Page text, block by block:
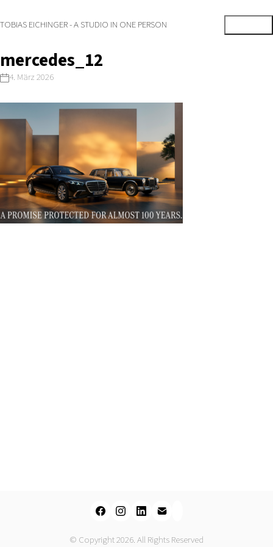
TOBIAS EICHINGER - A STUDIO IN ONE PERSON
mercedes_12
4. März 2026
© Copyright 2026. All Rights Reserved